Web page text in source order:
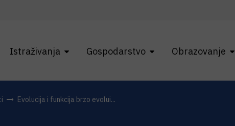
Istraživanja Gospodarstvo Obrazovanje
Evolucija i funkcija brzo evolui...